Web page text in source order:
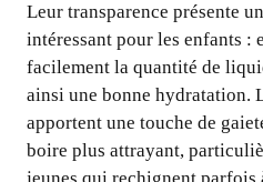
Leur transparence présente
intéressant pour les enfants :
facilement la quantité de
ainsi une bonne hydratation.
apportent une touche de
boire plus attrayant,